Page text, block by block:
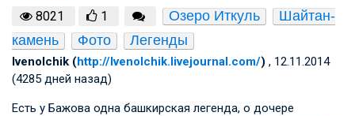
8021 1 Озеро Иткуль
Шайтан-
камень
Фото Легенды
lvenolchik (http://lvenolchik.livejournal.com/) , 12.11.2014
(4285 дней назад)
Есть у Бажова одна башкирская легенда, о дочере